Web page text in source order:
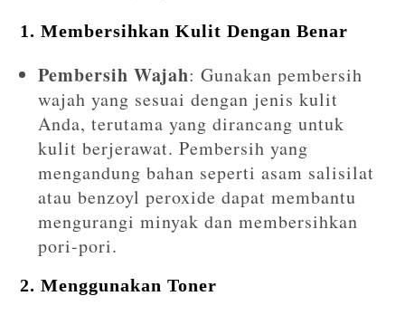
1.Membersihkan Kulit Dengan Benar
Pembersih Wajah: Gunakan pembersih
wajah yang sesuai dengan jenis kulit
Anda, terutama yang dirancang untuk
kulit berjerawat. Pembersih yang
mengandung bahan seperti asam salisilat
atau benzoyl peroxide dapat membantu
mengurangi minyak dan membersihkan
pori-pori.
2.Menggunakan Toner